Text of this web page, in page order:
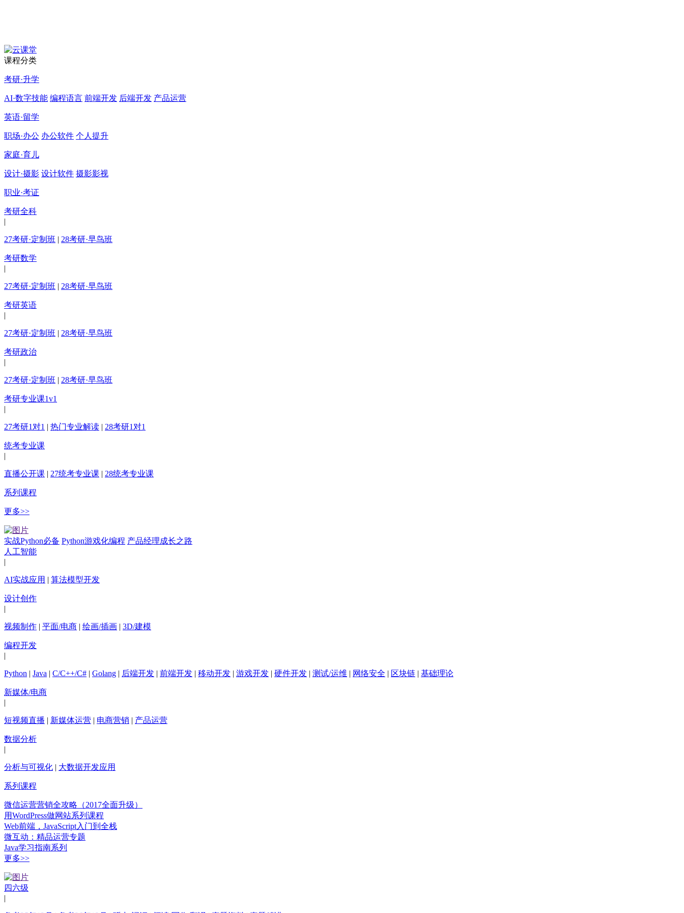
课程分类
考研·升学
AI·数字技能 编程语言 前端开发 后端开发 产品运营
英语·留学
职场·办公 办公软件 个人提升
家庭·育儿
设计·摄影 设计软件 摄影影视
职业·考证
考研全科
|
27考研·定制班 | 28考研·早鸟班
考研数学
|
27考研·定制班 | 28考研·早鸟班
考研英语
|
27考研·定制班 | 28考研·早鸟班
考研政治
|
27考研·定制班 | 28考研·早鸟班
考研专业课1v1
|
27考研1对1 | 热门专业解读 | 28考研1对1
统考专业课
|
直播公开课 | 27统考专业课 | 28统考专业课
系列课程
更多>>
实战Python必备 Python游戏化编程 产品经理成长之路
人工智能
|
AI实战应用 | 算法模型开发
设计创作
|
视频制作 | 平面/电商 | 绘画/插画 | 3D/建模
编程开发
|
Python | Java | C/C++/C# | Golang | 后端开发 | 前端开发 | 移动开发 | 游戏开发 | 硬件开发 | 测试/运维 | 网络安全 | 区块链 | 基础理论
新媒体/电商
|
短视频直播 | 新媒体运营 | 电商营销 | 产品运营
数据分析
|
分析与可视化 | 大数据开发应用
系列课程
微信运营营销全攻略（2017全面升级）
用WordPress做网站系列课程
Web前端，JavaScript入门到全栈
微互动：精品运营专题
Java学习指南系列
更多>>
四六级
|